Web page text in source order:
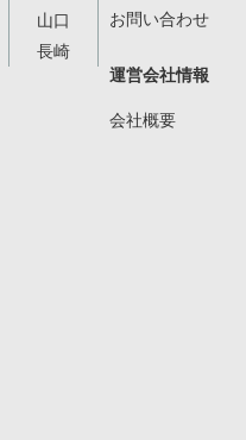
山口
長崎
お問い合わせ
運営会社情報
会社概要